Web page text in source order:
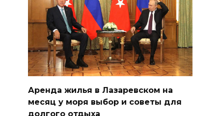
Аренда жилья в Лазаревском на
месяц у моря выбор и советы для
долгого отдыха